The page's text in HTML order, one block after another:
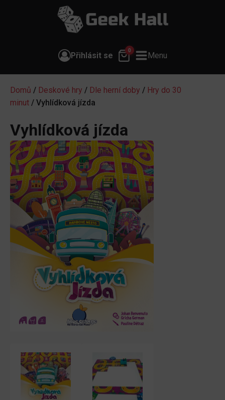
Přihlásit se
0
Menu
Domů / Deskové hry / Dle herní doby / Hry do 30
minut / Vyhlídková jízda
Vyhlídková jízda